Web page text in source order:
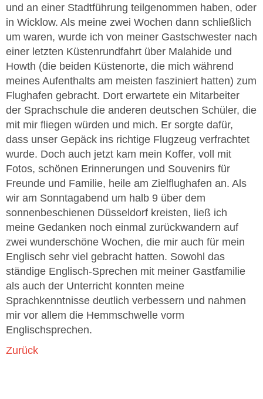
und an einer Stadtführung teilgenommen haben, oder
in Wicklow. Als meine zwei Wochen dann schließlich
um waren, wurde ich von meiner Gastschwester nach
einer letzten Küstenrundfahrt über Malahide und
Howth (die beiden Küstenorte, die mich während
meines Aufenthalts am meisten fasziniert hatten) zum
Flughafen gebracht. Dort erwartete ein Mitarbeiter
der Sprachschule die anderen deutschen Schüler, die
mit mir fliegen würden und mich. Er sorgte dafür,
dass unser Gepäck ins richtige Flugzeug verfrachtet
wurde. Doch auch jetzt kam mein Koffer, voll mit
Fotos, schönen Erinnerungen und Souvenirs für
Freunde und Familie, heile am Zielflughafen an. Als
wir am Sonntagabend um halb 9 über dem
sonnenbeschienen Düsseldorf kreisten, ließ ich
meine Gedanken noch einmal zurückwandern auf
zwei wunderschöne Wochen, die mir auch für mein
Englisch sehr viel gebracht hatten. Sowohl das
ständige Englisch-Sprechen mit meiner Gastfamilie
als auch der Unterricht konnten meine
Sprachkenntnisse deutlich verbessern und nahmen
mir vor allem die Hemmschwelle vorm
Englischsprechen.
Zurück